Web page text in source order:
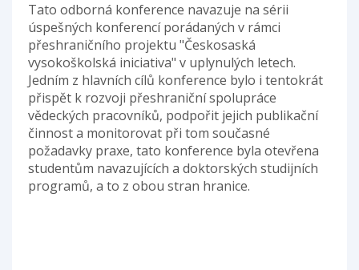
Tato odborná konference navazuje na sérii
úspešných konferencí porádaných v rámci
přeshraničního projektu "Českosaská
vysokoškolská iniciativa" v uplynulých letech.
Jedním z hlavních cílů konference bylo i tentokrát
přispět k rozvoji přeshraniční spolupráce
vědeckých pracovníků, podpořit jejich publikační
činnost a monitorovat při tom současné
požadavky praxe, tato konference byla otevřena
studentům navazujících a doktorských studijních
programů, a to z obou stran hranice.